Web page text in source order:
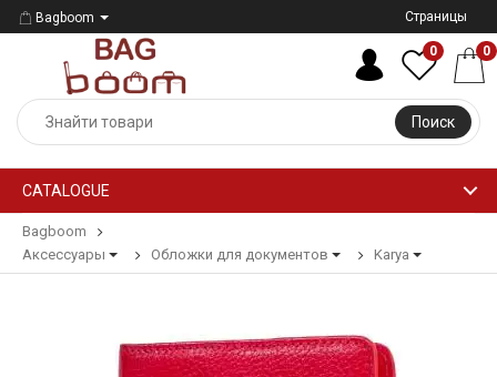
Bagboom Страницы
Поиск
0 0
CATALOGUE
Bagboom
Аксессуары
Обложки для документов Karya